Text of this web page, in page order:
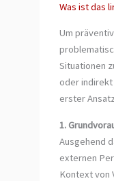
Was ist das
Um
Situationen
oder
erster
1.
Ausgehend
externen
Kontext von